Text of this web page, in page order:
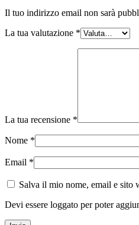
Il tuo indirizzo email non sarà
La tua valutazione *
La tua recensione *
Nome *
Email *
Salva il mio nome, email e sito
Devi essere loggato per poter